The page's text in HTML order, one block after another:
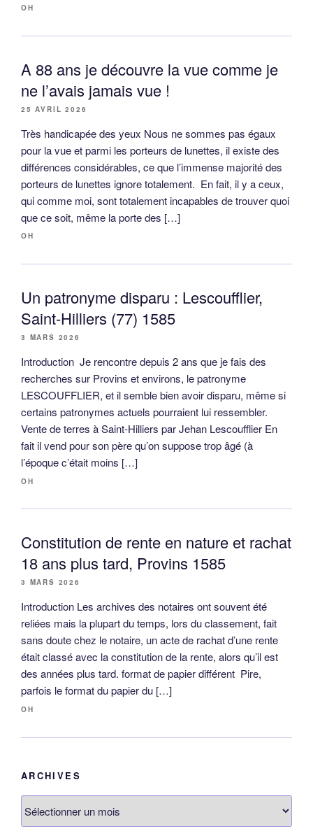
OH
A 88 ans je découvre la vue comme je
ne l’avais jamais vue !
25 AVRIL 2026
Très handicapée des yeux Nous ne sommes pas égaux
pour la vue et parmi les porteurs de lunettes, il existe des
différences considérables, ce que l’immense majorité des
porteurs de lunettes ignore totalement. En fait, il y a ceux,
qui comme moi, sont totalement incapables de trouver quoi
que ce soit, même la porte des […]
OH
Un patronyme disparu : Lescoufflier,
Saint-Hilliers (77) 1585
3 MARS 2026
Introduction Je rencontre depuis 2 ans que je fais des
recherches sur Provins et environs, le patronyme
LESCOUFFLIER, et il semble bien avoir disparu, même si
certains patronymes actuels pourraient lui ressembler.
Vente de terres à Saint-Hilliers par Jehan Lescoufflier En
fait il vend pour son père qu’on suppose trop âgé (à
l’époque c’était moins […]
OH
Constitution de rente en nature et rachat
18 ans plus tard, Provins 1585
3 MARS 2026
Introduction Les archives des notaires ont souvent été
reliées mais la plupart du temps, lors du classement, fait
sans doute chez le notaire, un acte de rachat d’une rente
était classé avec la constitution de la rente, alors qu’il est
des années plus tard. format de papier différent Pire,
parfois le format du papier du […]
OH
ARCHIVES